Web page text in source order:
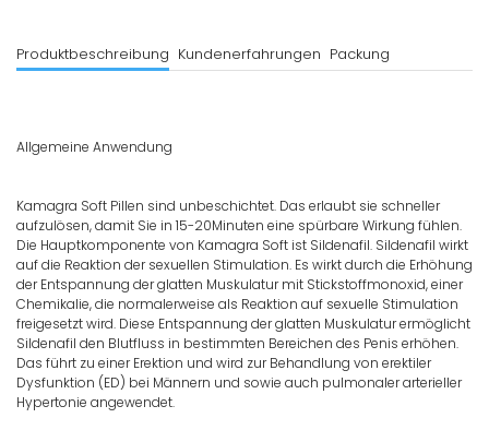
Produktbeschreibung Kundenerfahrungen Packung
Allgemeine Anwendung
Kamagra Soft Pillen sind unbeschichtet. Das erlaubt sie schneller
aufzulösen, damit Sie in 15-20Minuten eine spürbare Wirkung fühlen.
Die Hauptkomponente von Kamagra Soft ist Sildenafil. Sildenafil wirkt
auf die Reaktion der sexuellen Stimulation. Es wirkt durch die Erhöhung
der Entspannung der glatten Muskulatur mit Stickstoffmonoxid, einer
Chemikalie, die normalerweise als Reaktion auf sexuelle Stimulation
freigesetzt wird. Diese Entspannung der glatten Muskulatur ermöglicht
Sildenafil den Blutfluss in bestimmten Bereichen des Penis erhöhen.
Das führt zu einer Erektion und wird zur Behandlung von erektiler
Dysfunktion (ED) bei Männern und sowie auch pulmonaler arterieller
Hypertonie angewendet.